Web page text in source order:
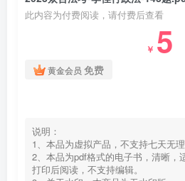
此内容为付费阅读，请付费后查看
￥ 5
黄金会员 免费
说明：
1、本品为虚拟产品，不支持七天无理
2、本品为pdf格式的电子书，清晰，
打印后阅读，不支持编辑。